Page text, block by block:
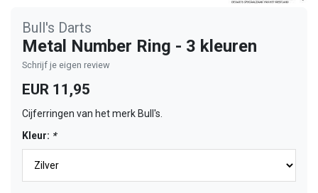
Bull's Darts
Metal Number Ring - 3 kleuren
Schrijf je eigen review
EUR 11,95
Cijferringen van het merk Bull's.
Kleur: *